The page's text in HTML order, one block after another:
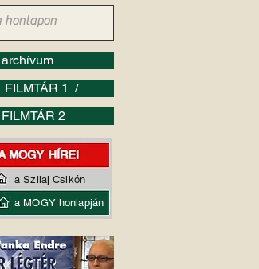
1 /
2
a Szilaj Csikón
a MOGY honlapján